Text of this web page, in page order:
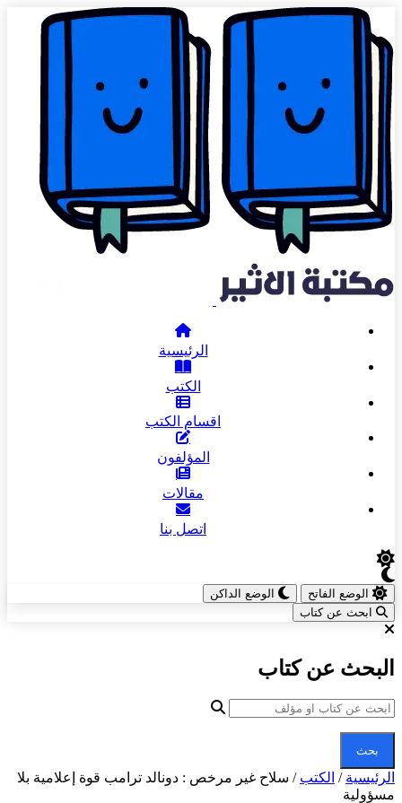
الرئيسية
الكتب
اقسام الكتب
المؤلفون
مقالات
اتصل بنا
الوضع الفاتح
الوضع الداكن
ابحث عن كتاب
البحث عن كتاب
بحث
الرئيسية / الكتب / سلاح غير مرخص : دونالد ترامب قوة إعلامية بلا
مسؤولية